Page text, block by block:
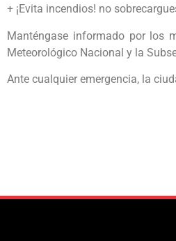
+ ¡Evita incendios! no
Manténgase informado por los
Meteorológico Nacional y la
Ante cualquier emergencia, la